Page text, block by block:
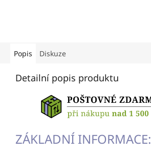
Popis Diskuze
Detailní popis produktu
ZÁKLADNÍ INFORMACE: